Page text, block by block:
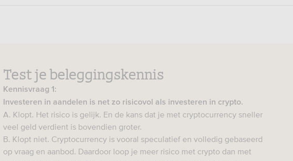
Test je beleggingskennis
Kennisvraag 1:
Investeren in aandelen is net zo risicovol als investeren in crypto.
A. Klopt. Het risico is gelijk. En de kans dat je met cryptocurrency sneller
veel geld verdient is bovendien groter.
B. Klopt niet. Cryptocurrency is vooral speculatief en volledig gebaseerd
op vraag en aanbod. Daardoor loop je meer risico met crypto dan met